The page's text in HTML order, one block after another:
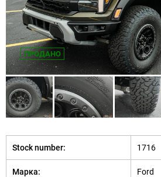
ПРОДАНО
Stock number: 1716
Марка: Ford